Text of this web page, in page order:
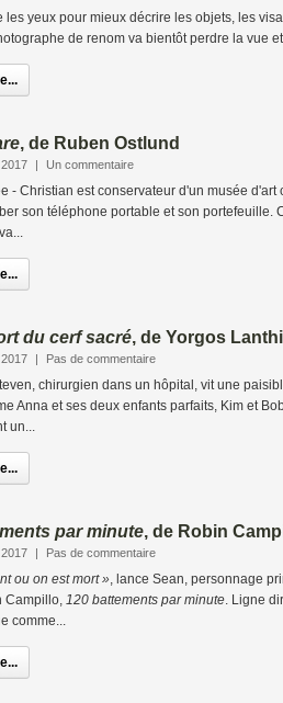
les yeux pour mieux décrire les objets, les
de renom va bientôt perdre la vue
, de Ruben Ostlund
| Un commentaire
- Christian est conservateur d'un musée
son téléphone portable et son portefeuille.
du cerf sacré, de Yorgos
| Pas de commentaire
chirurgien dans un hôpital, vit une
Anna et ses deux enfants parfaits, Kim et
un...
par minute, de Robin
| Pas de commentaire
ou on est mort », lance Sean, personnage
Campillo, 120 battements par minute. Ligne
comme...